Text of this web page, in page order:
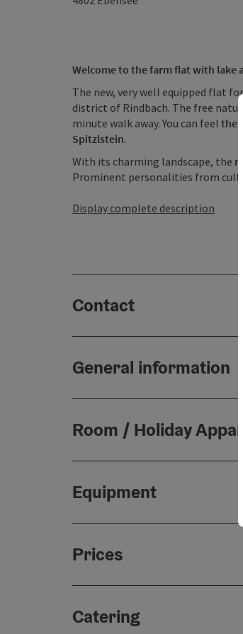
Welcome to the farm flat with lake
The new, very well equipped flat
district of Rindbach. The free
minute walk away. You can feel the
Spitzlstein.
With its charming landscape, the
Prominent personalities from
Display complete description
Contact
General information
Room / Holiday
Equipment
Prices
Catering